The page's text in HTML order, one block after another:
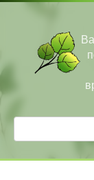
Перейти
Поиск: